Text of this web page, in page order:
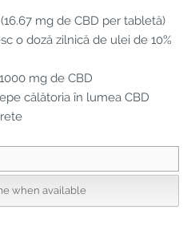
mg de CBD per tabletă)
o doză zilnică de ulei de 10%
mg de CBD
călătoria în lumea CBD
when available